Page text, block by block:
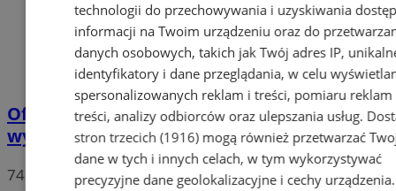
Oficjalne wyniki wyborów: W Chorzowie
wygrywa Rafał Trzaskowski!
74
technologii do przechowywania i uzyskiwania
informacji na Twoim urządzeniu oraz do
danych osobowych, takich jak Twój adres IP,
identyfikatory i dane przeglądania, w celu
spersonalizowanych reklam i treści, pomiaru reklam
treści, analizy odbiorców oraz ulepszania usług.
stron trzecich (1916)mogą również przetwarzać
dane w tych i innych celach, w tym wykorzystywać
precyzyjne dane geolokalizacyjne i cechy